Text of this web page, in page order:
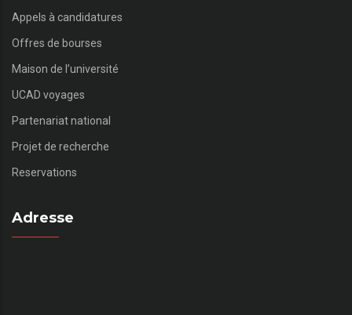
Appels à candidatures
Offres de bourses
Maison de l’université
UCAD voyages
Partenariat national
Projet de recherche
Reservations
Adresse